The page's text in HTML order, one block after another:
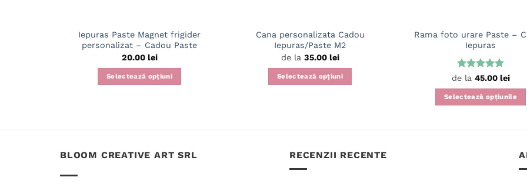
Iepuras Paste Magnet frigider
personalizat – Cadou Paste
20.00 lei
Selectează opțiuni
Cana personalizata Cadou
Iepuras/Paste M2
de la 35.00 lei
Selectează opțiuni
variații.
Rama foto urare Paste –
Iepuras
Evaluat la
de la 45.00 lei
Selectează opțiunile
BLOOM CREATIVE ART SRL RECENZII RECENTE